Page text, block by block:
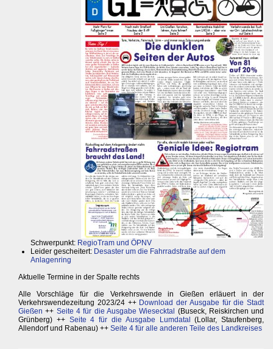
Schwerpunkt: RegioTram und ÖPNV
Leider gescheitert: Desaster um die Fahrradstraße auf dem
Anlagenring
Aktuelle Termine in der Spalte rechts
Alle Vorschläge für die Verkehrswende in Gießen erläuert in der
Verkehrswendezeitung 2023/24 ++ Download der Ausgabe für die Stadt
Gießen ++ Seite 4 für die Ausgabe Wiesecktal (Buseck, Reiskirchen und
Grünberg) ++ Seite 4 für die Ausgabe Lumdatal
(Lollar, Staufenberg,
Allendorf und Rabenau) ++ Seite 4 für alle anderen Teile des Landkreises